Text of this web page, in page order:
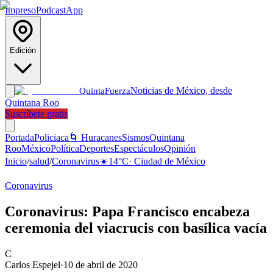
ImpresoPodcastApp
Edición
QuintaFuerzaNoticias de México, desde
Quintana Roo
Suscríbete gratis
PortadaPoliciaca 🌀 HuracanesSismosQuintana
RooMéxicoPolíticaDeportesEspectáculosOpinión
Inicio/salud/Coronavirus☀️14°C· Ciudad de México
Coronavirus
Coronavirus: Papa Francisco encabeza
ceremonia del viacrucis con basílica vacía
C
Carlos Espejel·10 de abril de 2020